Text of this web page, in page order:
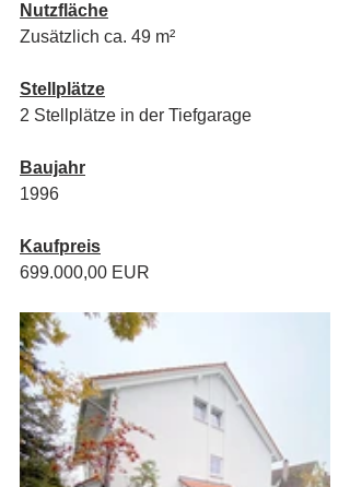
Nutzfläche
Zusätzlich ca. 49 m²
Stellplätze
2 Stellplätze in der Tiefgarage
Baujahr
1996
Kaufpreis
699.000,00 EUR